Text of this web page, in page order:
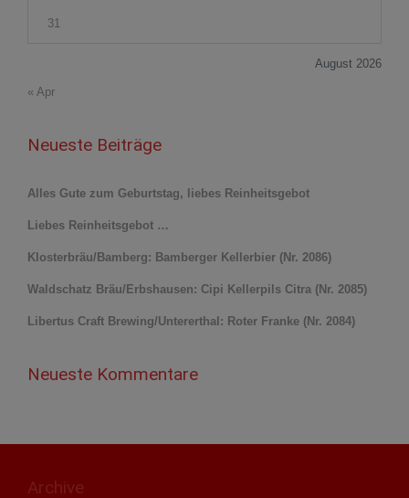
August 2026
31
« Apr
Neueste Beiträge
Alles Gute zum Geburtstag, liebes Reinheitsgebot
Liebes Reinheitsgebot …
Klosterbräu/Bamberg: Bamberger Kellerbier (Nr. 2086)
Waldschatz Bräu/Erbshausen: Cipi Kellerpils Citra (Nr. 2085)
Libertus Craft Brewing/Untererthal: Roter Franke (Nr. 2084)
Neueste Kommentare
Archive